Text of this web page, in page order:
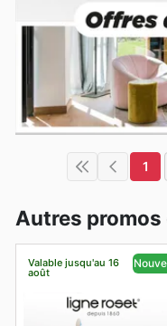
1
Autres promos
Valable jusqu'au 16
août